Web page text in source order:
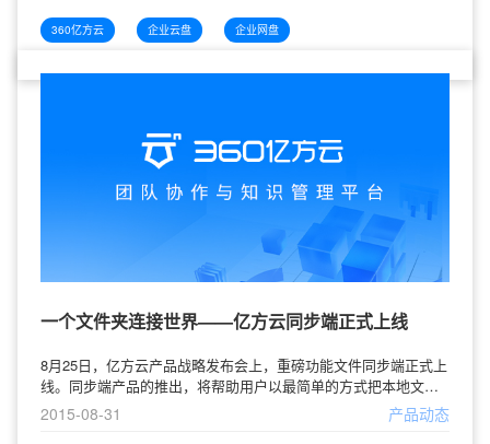
业云服务数据泄露险。对于所有亿方云平台的企业用户，如因平
台原因造成用户数据丢失或泄露，用户将获得最高300万
360亿方云 企业云盘 企业网盘
一个文件夹连接世界——亿方云同步端正式上线
8月25日，亿方云产品战略发布会上，重磅功能文件同步端正式上
线。同步端产品的推出，将帮助用户以最简单的方式把本地文件
上传到云端并实时同步。由于目前绝大多数用户的文件都在电脑
本地硬盘，无法通过互联网使用，而大量文件上传云端将非常繁
2015-08-31 产品动态